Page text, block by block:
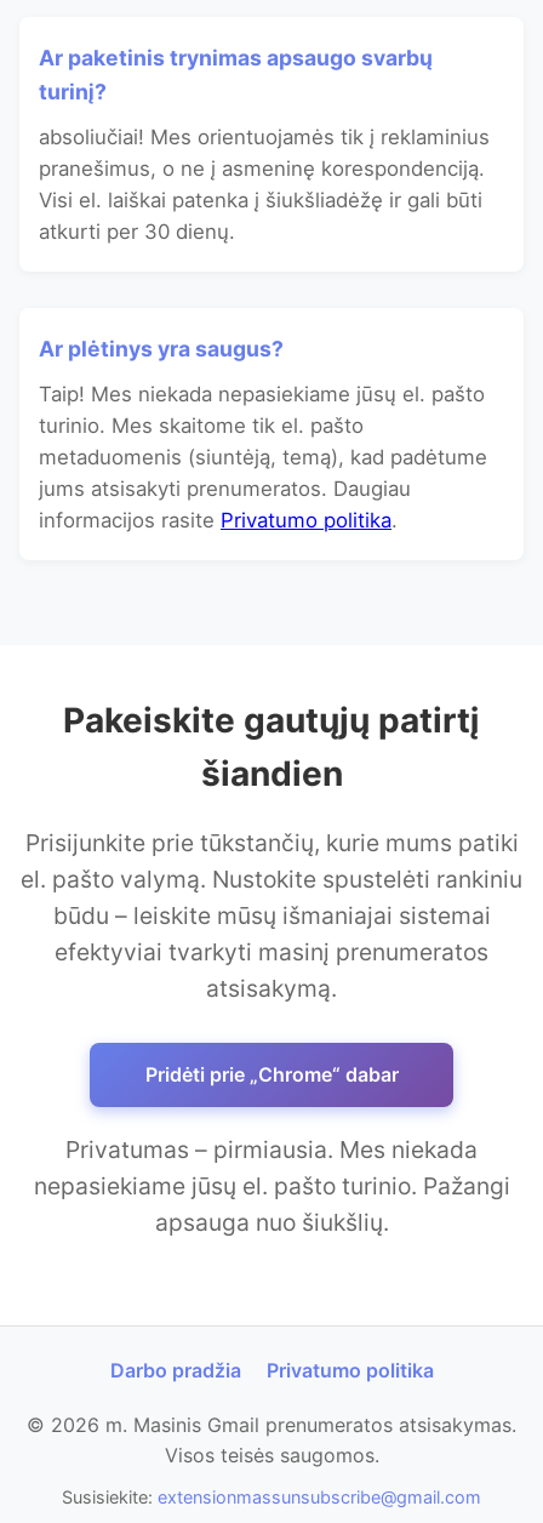
Ar paketinis trynimas apsaugo svarbų
turinį?
absoliučiai! Mes orientuojamės tik į reklaminius
pranešimus, o ne į asmeninę korespondenciją.
Visi el. laiškai patenka į šiukšliadėžę ir gali būti
atkurti per 30 dienų.
Ar plėtinys yra saugus?
Taip! Mes niekada nepasiekiame jūsų el. pašto
turinio. Mes skaitome tik el. pašto
metaduomenis (siuntėją, temą), kad padėtume
jums atsisakyti prenumeratos. Daugiau
informacijos rasite Privatumo politika.
Pakeiskite gautųjų patirtį
šiandien
Prisijunkite prie tūkstančių, kurie mums patiki
el. pašto valymą. Nustokite spustelėti rankiniu
būdu – leiskite mūsų išmaniajai sistemai
efektyviai tvarkyti masinį prenumeratos
atsisakymą.
Pridėti prie „Chrome“ dabar
Privatumas – pirmiausia. Mes niekada
nepasiekiame jūsų el. pašto turinio. Pažangi
apsauga nuo šiukšlių.
Darbo pradžia Privatumo politika
© 2026 m. Masinis Gmail prenumeratos atsisakymas.
Visos teisės saugomos.
Susisiekite: extensionmassunsubscribe@gmail.com